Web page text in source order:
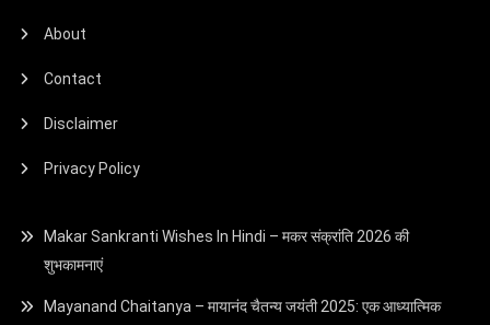
About
Contact
Disclaimer
Privacy Policy
Makar Sankranti Wishes In Hindi – मकर संक्रांति 2026 की
शुभकामनाएं
Mayanand Chaitanya – मायानंद चैतन्य जयंती 2025: एक आध्यात्मिक